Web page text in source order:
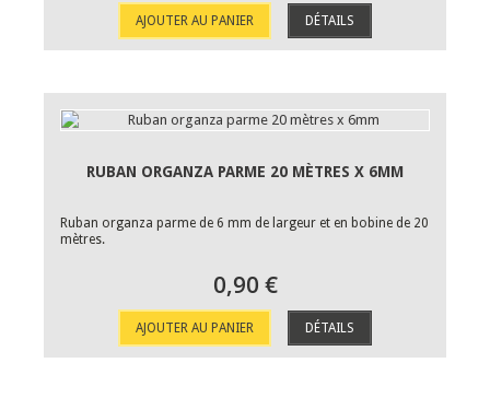
AJOUTER AU PANIER DÉTAILS
RUBAN ORGANZA PARME 20 MÈTRES X 6MM
Ruban organza parme de 6 mm de largeur et en bobine de 20
mètres.
0,90 €
AJOUTER AU PANIER DÉTAILS